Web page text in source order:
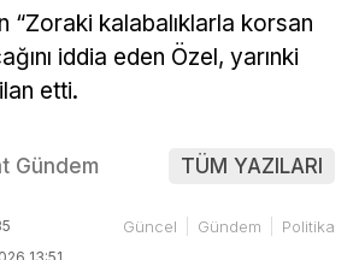
“Zoraki kalabalıklarla korsan
iddia eden Özel, yarınki
etti.
Gündem TÜM YAZILARI
Güncel Gündem Politika